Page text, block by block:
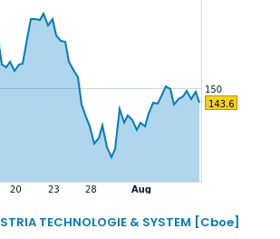
TECHNOLOGIE & SYSTEM [Cboe]